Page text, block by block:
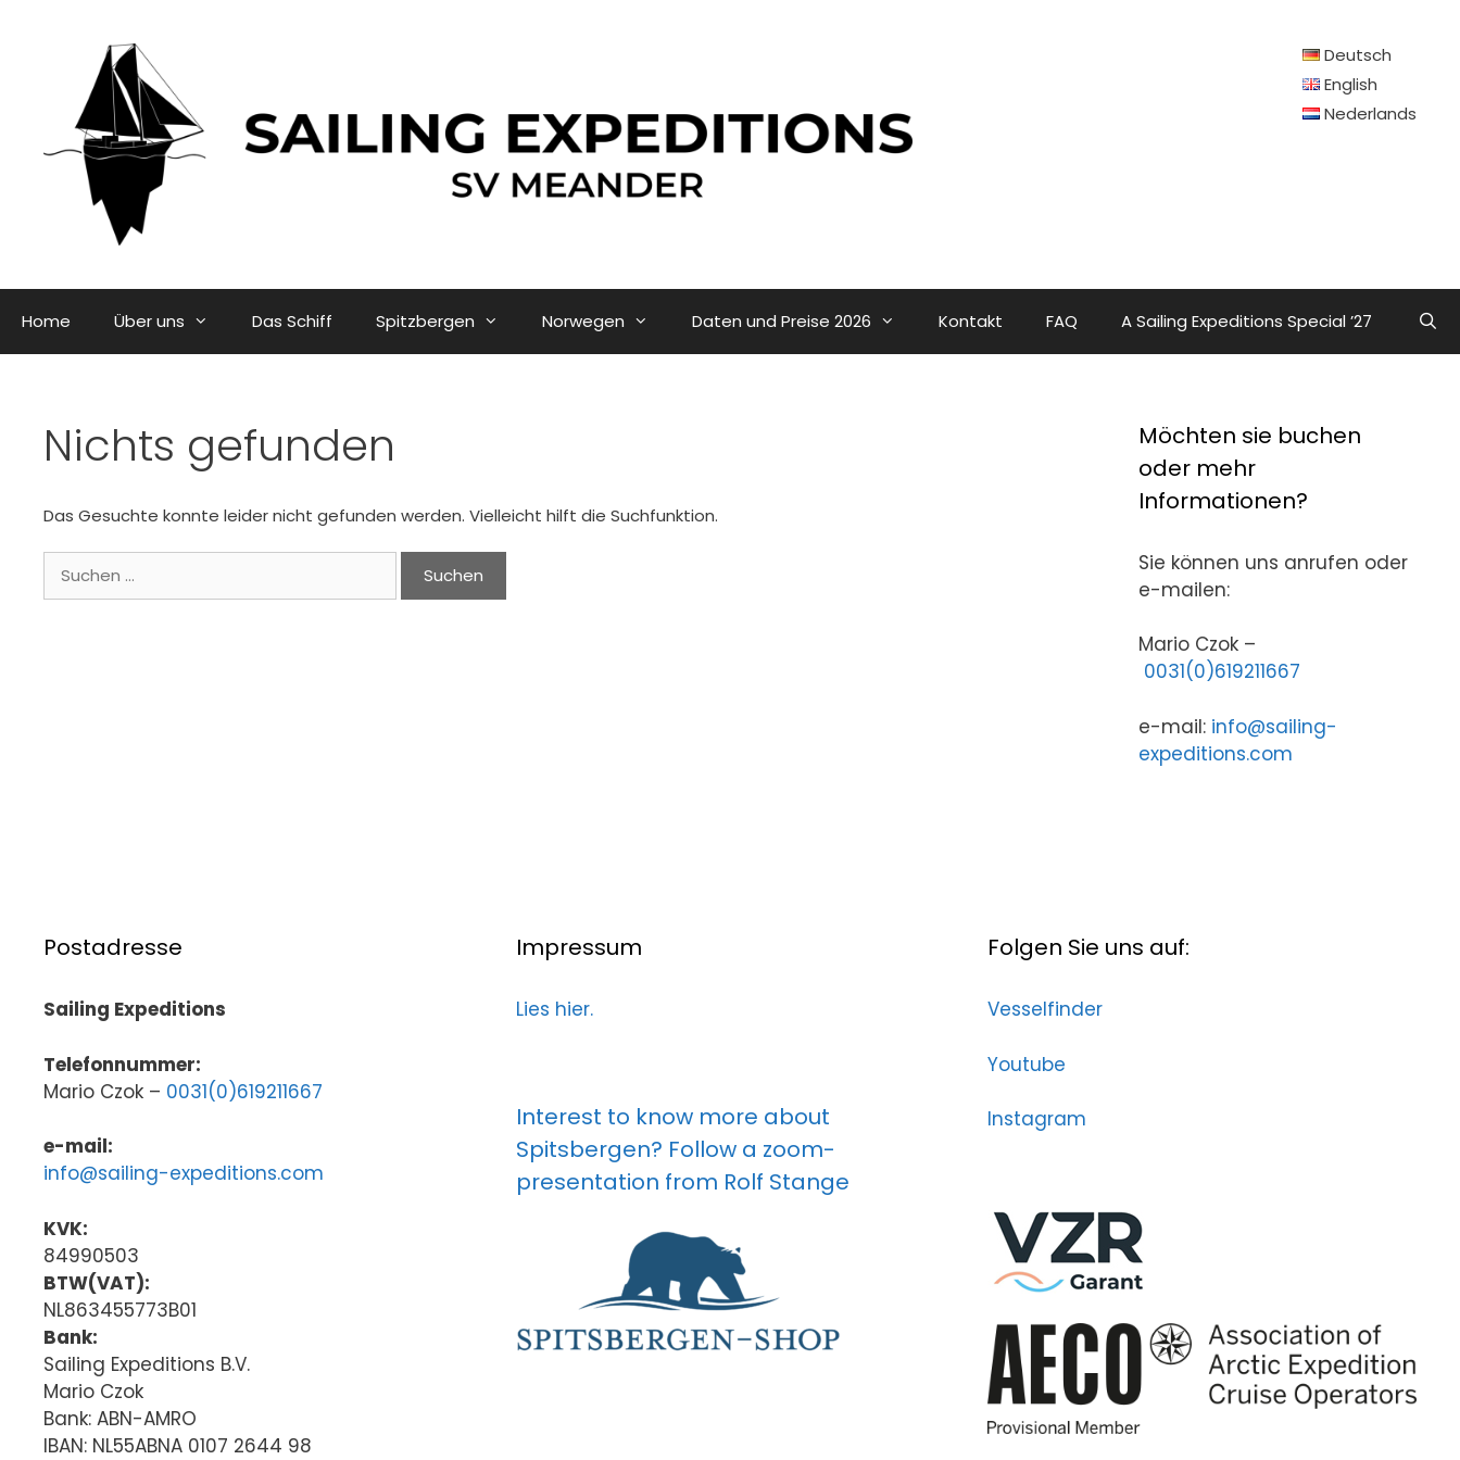
Deutsch
English
Nederlands
Home Über uns Das Schiff Spitzbergen Norwegen Daten und Preise 2026 Kontakt FAQ A Sailing Expeditions Special ’27
Nichts gefunden
Das Gesuchte konnte leider nicht gefunden werden. Vielleicht hilft die Suchfunktion.
nach:
Möchten sie buchen
oder mehr
Informationen?
Sie können uns anrufen oder
e-mailen:
Mario Czok –
0031(0)619211667
e-mail: info@sailing-
expeditions.com
Postadresse
Sailing Expeditions
Telefonnummer:
Mario Czok – 0031(0)619211667
e-mail:
info@sailing-expeditions.com
KVK:
84990503
BTW(VAT):
NL863455773B01
Bank:
Sailing Expeditions B.V.
Mario Czok
Bank: ABN-AMRO
IBAN: NL55ABNA 0107 2644 98
Impressum
Lies hier.
Interest to know more about
Spitsbergen? Follow a zoom-
presentation from Rolf Stange
Folgen Sie uns auf:
Vesselfinder
Youtube
Instagram